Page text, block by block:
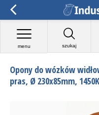
szukaj
menu
Opony do wózków
pras, Ø 230x85mm,